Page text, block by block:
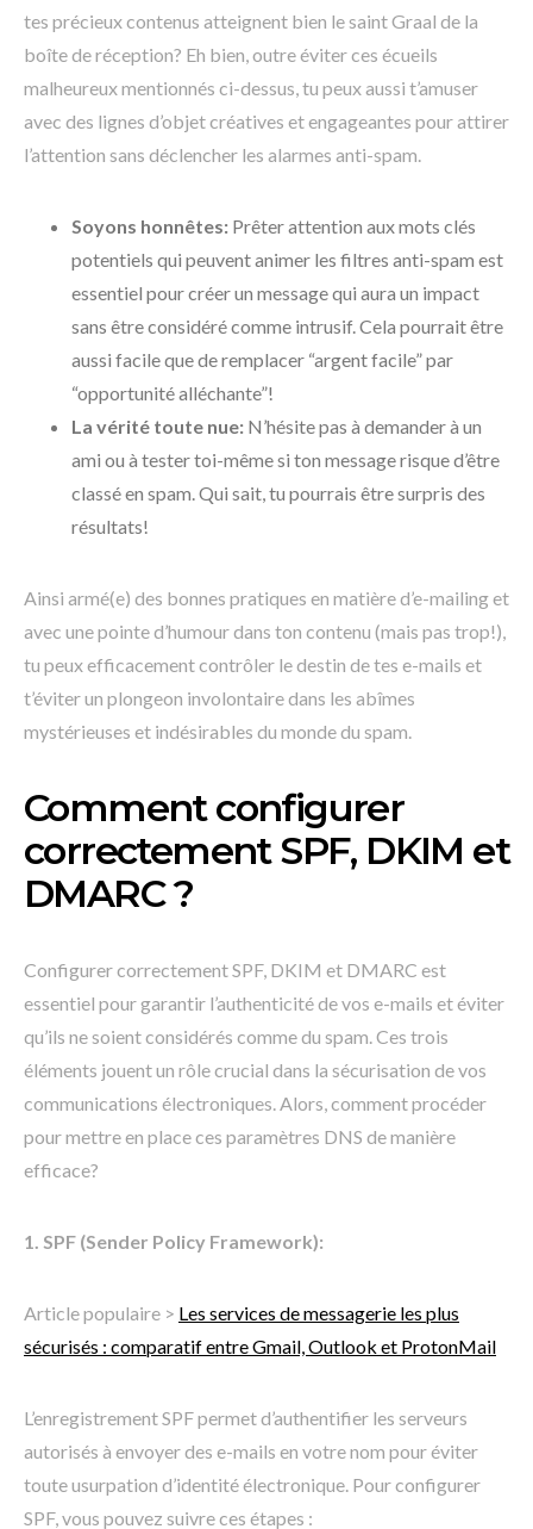
tes précieux contenus atteignent bien le saint Graal de la
boîte de réception? Eh bien, outre éviter ces écueils
malheureux mentionnés ci-dessus, tu peux aussi t’amuser
avec des lignes d’objet créatives et engageantes pour attirer
l’attention sans déclencher les alarmes anti-spam.
Soyons honnêtes: Prêter attention aux mots clés
potentiels qui peuvent animer les filtres anti-spam est
essentiel pour créer un message qui aura un impact
sans être considéré comme intrusif. Cela pourrait être
aussi facile que de remplacer “argent facile” par
“opportunité alléchante”!
La vérité toute nue: N’hésite pas à demander à un
ami ou à tester toi-même si ton message risque d’être
classé en spam. Qui sait, tu pourrais être surpris des
résultats!
Ainsi armé(e) des bonnes pratiques en matière d’e-mailing et
avec une pointe d’humour dans ton contenu (mais pas trop!),
tu peux efficacement contrôler le destin de tes e-mails et
t’éviter un plongeon involontaire dans les abîmes
mystérieuses et indésirables du monde du spam.
Comment configurer
correctement SPF, DKIM et
DMARC ?
Configurer correctement SPF, DKIM et DMARC est
essentiel pour garantir l’authenticité de vos e-mails et éviter
qu’ils ne soient considérés comme du spam. Ces trois
éléments jouent un rôle crucial dans la sécurisation de vos
communications électroniques. Alors, comment procéder
pour mettre en place ces paramètres DNS de manière
efficace?
1. SPF (Sender Policy Framework):
Article populaire > Les services de messagerie les plus
sécurisés : comparatif entre Gmail, Outlook et ProtonMail
L’enregistrement SPF permet d’authentifier les serveurs
autorisés à envoyer des e-mails en votre nom pour éviter
toute usurpation d’identité électronique. Pour configurer
SPF, vous pouvez suivre ces étapes :